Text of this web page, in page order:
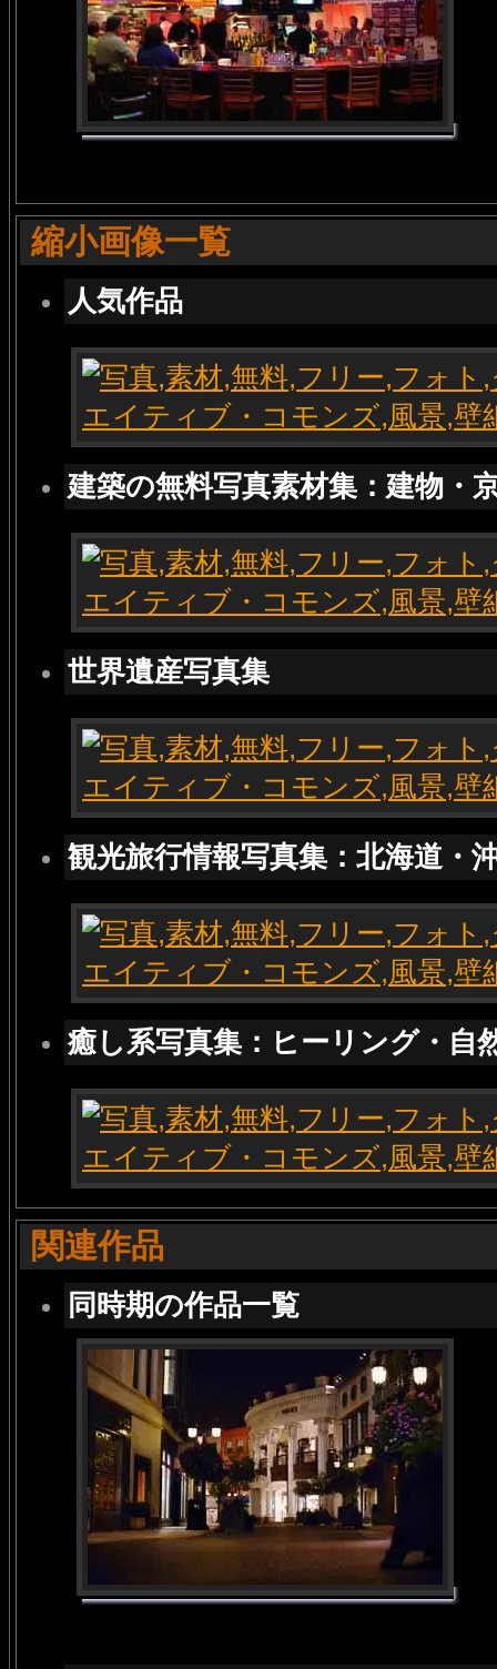
縮小画像一覧
人気作品
建築の無料写真素材集：建物・
世界遺産写真集
観光旅行情報写真集：北海道・
癒し系写真集：ヒーリング・自
関連作品
同時期の作品一覧